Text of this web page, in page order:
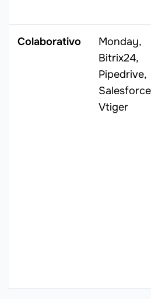
Colaborativo
Monday,
Bitrix24,
Pipedrive,
Vtiger